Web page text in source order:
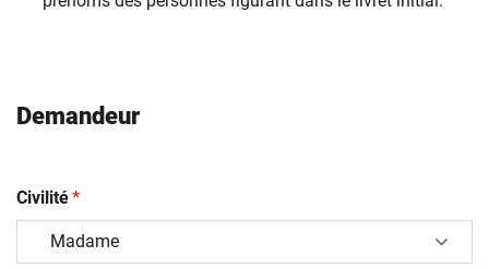
Demandeur
Civilité(obligatoire)
*